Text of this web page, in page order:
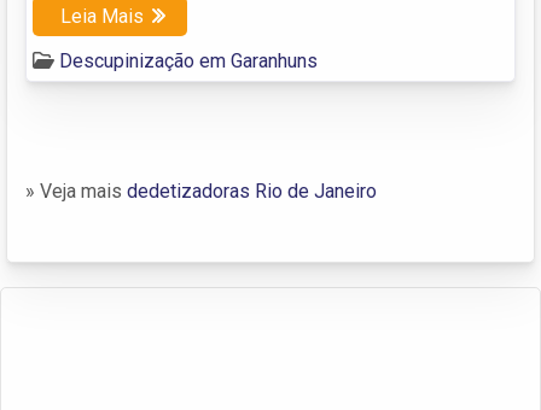
Leia Mais
Descupinização em Garanhuns
» Veja mais dedetizadoras Rio de Janeiro